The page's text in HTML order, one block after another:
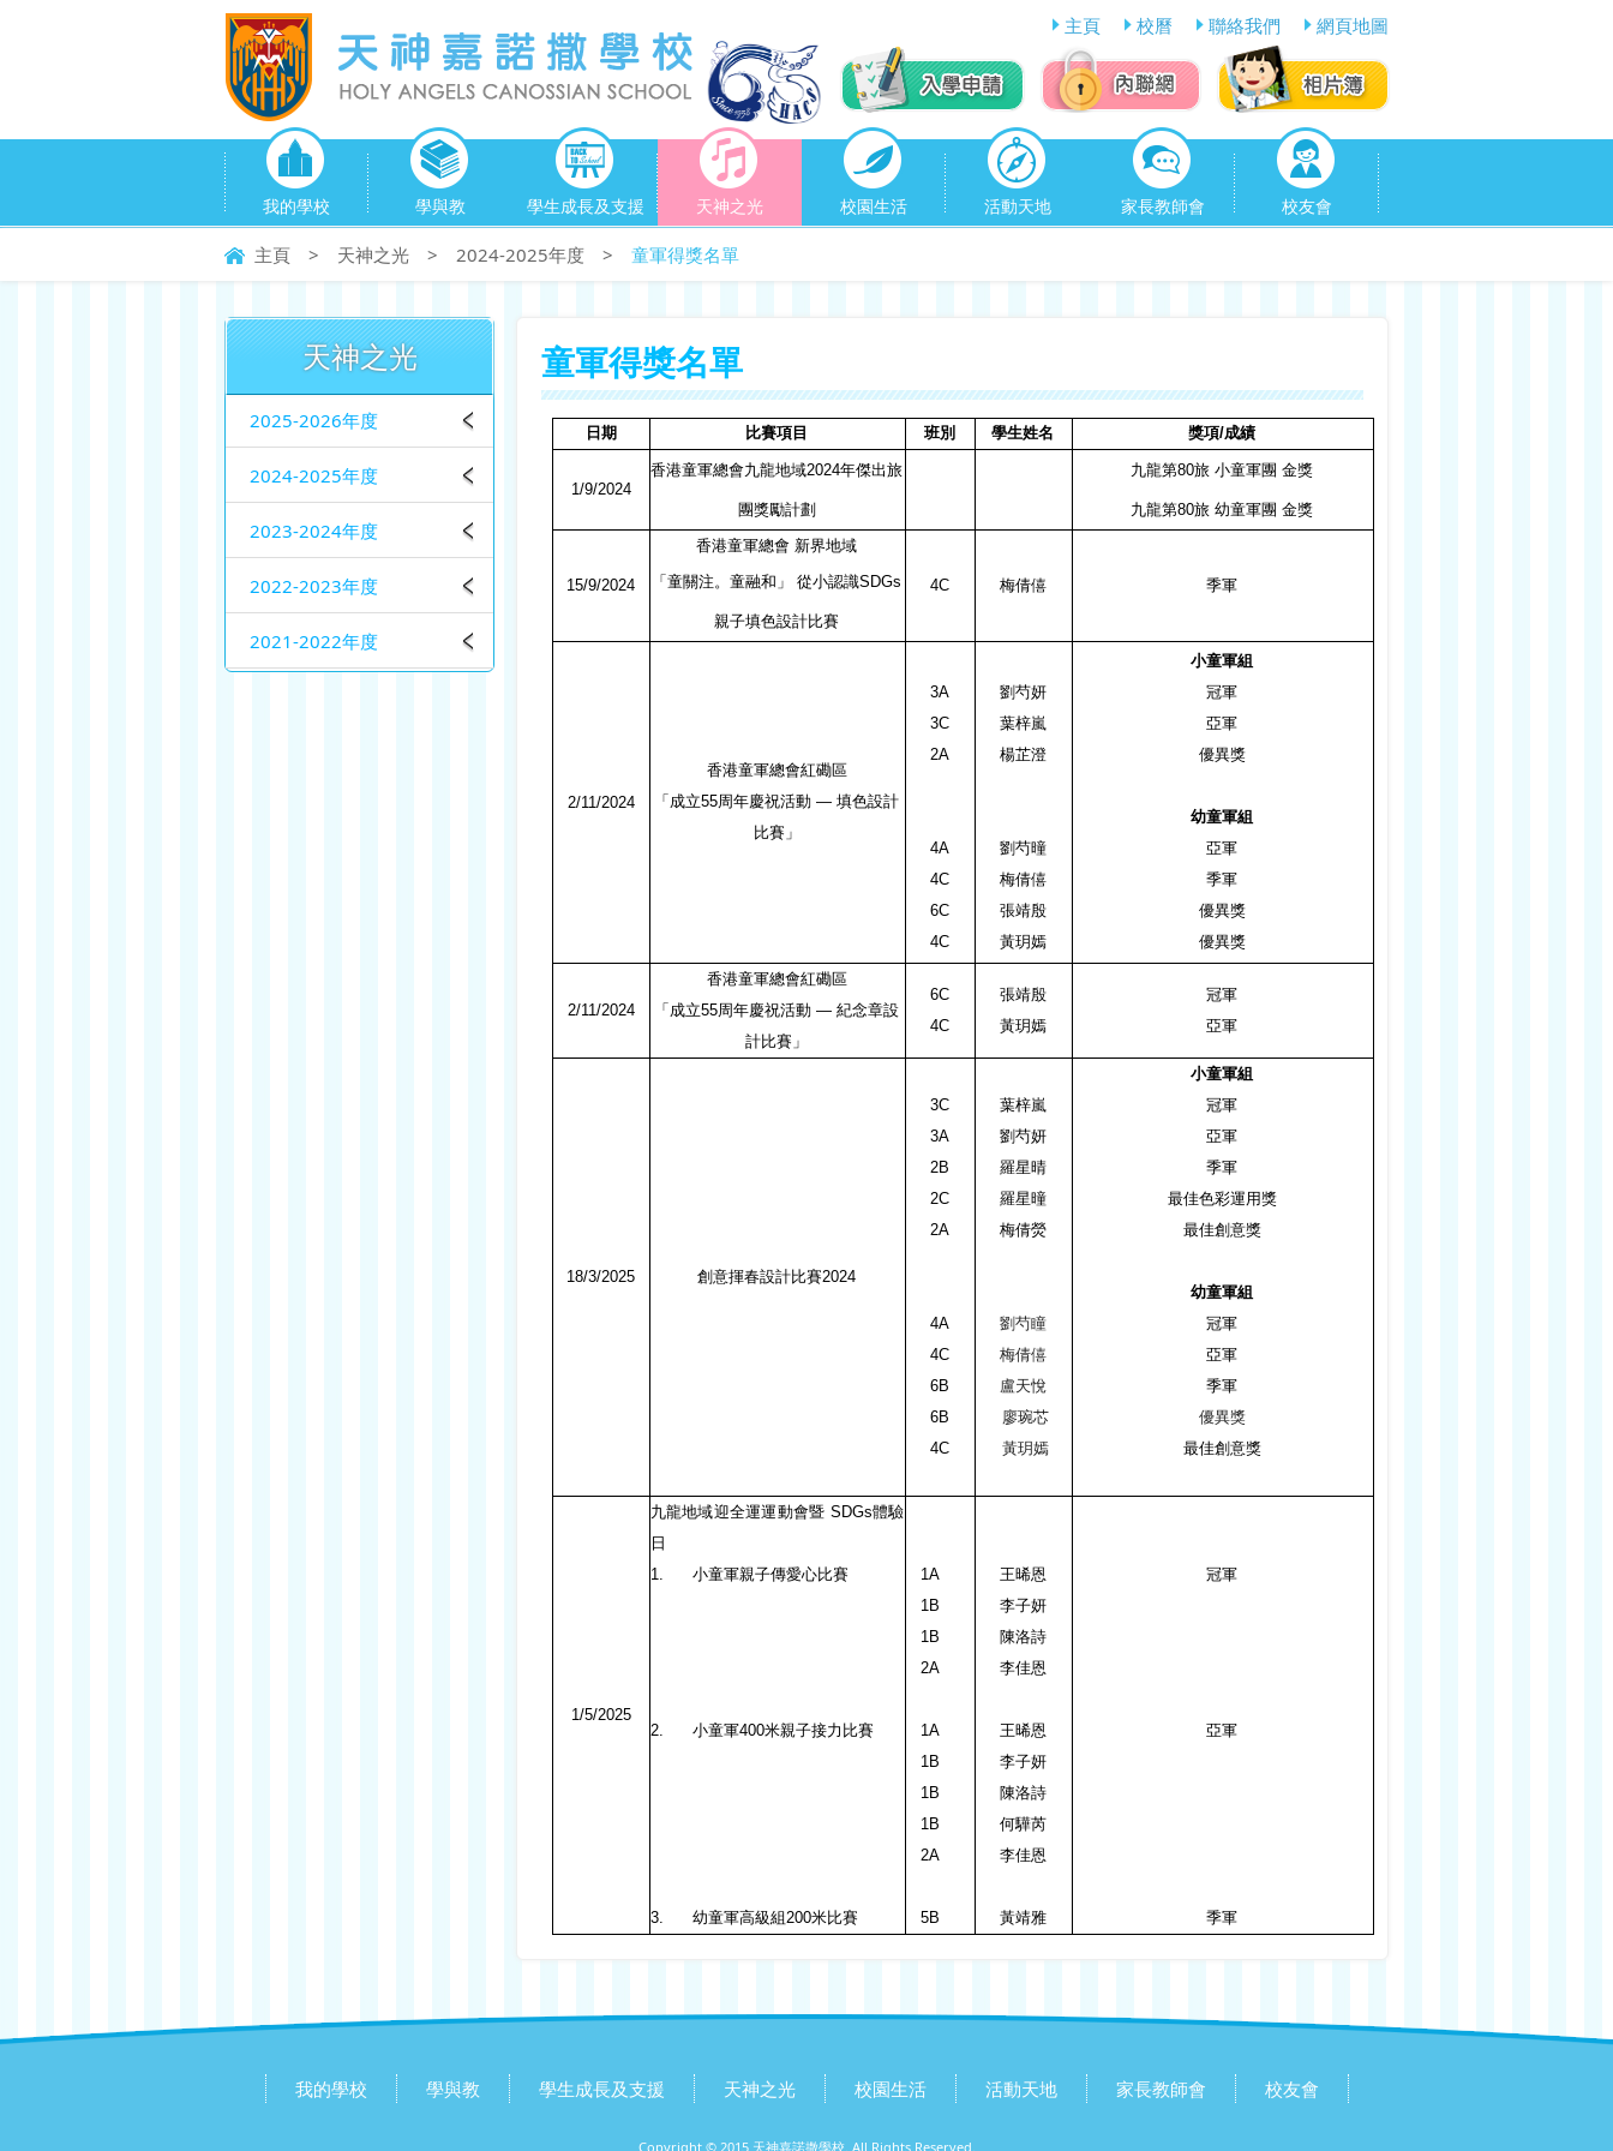
主頁 校曆 聯絡我們 網頁地圖
我的學校 學與教 學生成長及支援 天神之光 校園生活 活動天地 家長教師會 校友會
主頁 > 天神之光 > 2024-2025年度 > 童軍得獎名單
童軍得獎名單
日期 比賽項目 班別 學生姓名 獎項/成績
1/9/2024
香港童軍總會九龍地域2024年傑出旅
團獎勵計劃
九龍第80旅 小童軍團 金獎
九龍第80旅 幼童軍團 金獎
15/9/2024
香港童軍總會 新界地域
「童關注。童融和」
從小認識SDGs
親子填色設計比賽
4C 梅倩僖 季軍
2/11/2024
香港童軍總會紅磡區
「成立55周年慶祝活動—填色設計
比賽」
3A
3C
2A
4A
4C
6C
4C
劉芍妍
葉梓嵐
楊芷澄
劉芍曈
梅倩僖
張靖殷
黃玥嫣
小童軍組
冠軍
亞軍
優異獎
幼童軍組
亞軍
季軍
優異獎
優異獎
2/11/2024
香港童軍總會紅磡區
「成立55周年慶祝活動—紀念章設
計比賽」
6C
4C
張靖殷
黃玥嫣
冠軍
亞軍
18/3/2025 創意揮春設計比賽2024
3C
3A
2B
2C
2A
4A
4C
6B
6B
4C
葉梓嵐
劉芍妍
羅星晴
羅星曈
梅倩熒
劉芍瞳
梅倩僖
盧天悅
廖琬芯
黃玥嫣
小童軍組
冠軍
亞軍
季軍
最佳色彩運用獎
最佳創意獎
幼童軍組
冠軍
亞軍
季軍
優異獎
最佳創意獎
1/5/2025
九龍地域迎全運運動會暨 SDGs體驗
日
1.
小童軍親子傳愛心比賽
2. 小童軍400米親子接力比賽
3. 幼童軍高級組200米比賽
1A
1B
1B
2A
1A
1B
1B
1B
2A
5B
王晞恩
李子妍
陳洛詩
李佳恩
王晞恩
李子妍
陳洛詩
何驊芮
李佳恩
黃靖雅
冠軍
亞軍
季軍
天神之光
2025-2026年度
2024-2025年度
2023-2024年度
2022-2023年度
2021-2022年度
我的學校 學與教 學生成長及支援 天神之光 校園生活 活動天地 家長教師會 校友會
Copyright © 2015 天神嘉諾撒學校. All Rights Reserved.